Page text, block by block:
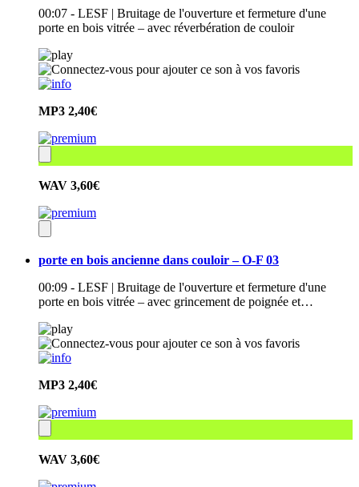
00:07 - LESF | Bruitage de l'ouverture et fermeture d'une
porte en bois vitrée – avec réverbération de couloir
MP3 2,40€
WAV 3,60€
porte en bois ancienne dans couloir – O-F 03
00:09 - LESF | Bruitage de l'ouverture et fermeture d'une
porte en bois vitrée – avec grincement de poignée et…
MP3 2,40€
WAV 3,60€